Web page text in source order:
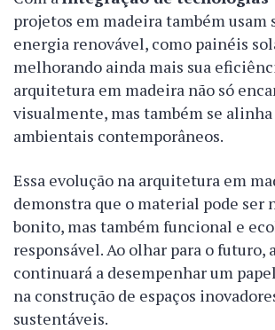
projetos em madeira também usam
energia renovável, como painéis
melhorando ainda mais sua
arquitetura em madeira não só
visualmente, mas também se alinha
ambientais contemporâneos.
Essa evolução na arquitetura em
demonstra que o material pode ser
bonito, mas também funcional e
responsável. Ao olhar para o futuro,
continuará a desempenhar um
na construção de espaços
sustentáveis.